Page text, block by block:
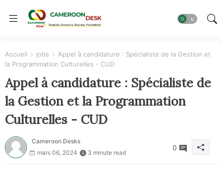
Accueil jobs
Appel à candidature : Spécialiste de la Gestion et
la Programmation Culturelles - CUD
Appel à candidature : Spécialiste de
la Gestion et la Programmation
Culturelles - CUD
Cameroon Desks
mars 06, 2024
3 minute read
0